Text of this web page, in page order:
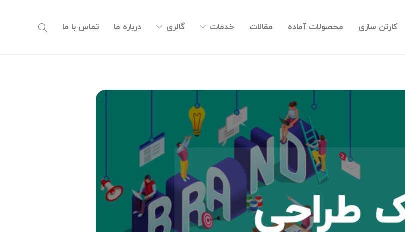
کارتن سازی محصولات آماده مقالات خدمات گالری درباره ما تماس با ما